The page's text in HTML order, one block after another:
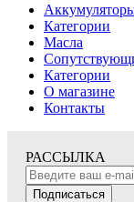
Категории
Масла
Категории
О магазине
Контакты
РАССЫЛКА
Подписаться